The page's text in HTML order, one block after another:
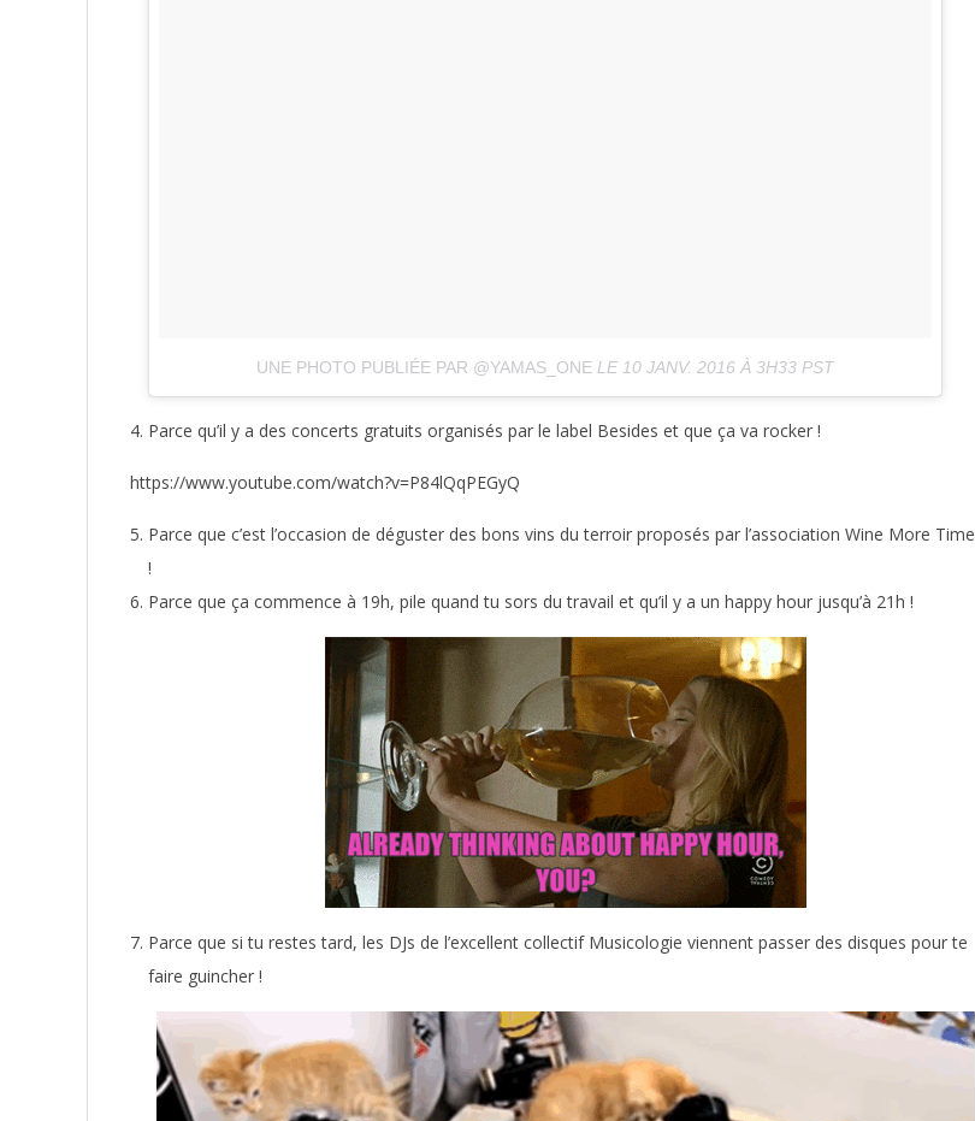
UNE PHOTO PUBLIÉE PAR @YAMAS_ONE LE 10 JANV. 2016 À 3H33 PST
Parce qu’il y a des concerts gratuits organisés par le label Besides et que ça va rocker !
https://www.youtube.com/watch?v=P84lQqPEGyQ
Parce que c’est l’occasion de déguster des bons vins du terroir proposés par l’association Wine More Time
!
Parce que ça commence à 19h, pile quand tu sors du travail et qu’il y a un happy hour jusqu’à 21h !
Parce que si tu restes tard, les DJs de l’excellent collectif Musicologie viennent passer des disques pour te
faire guincher !